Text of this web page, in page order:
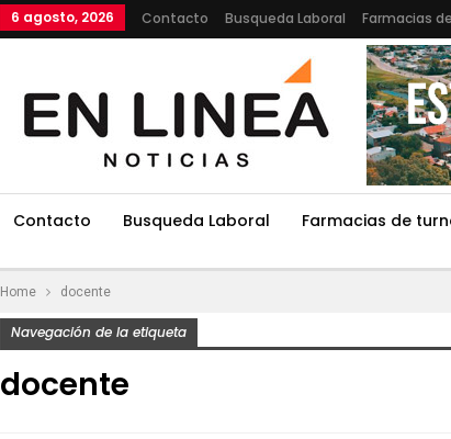
6 agosto, 2026 Contacto Busqueda Laboral Farmacias
Contacto Busqueda Laboral Farmacias de
Home docente
Navegación de la etiqueta
docente